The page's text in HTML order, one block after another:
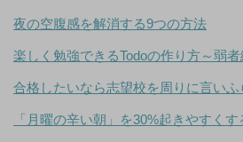
夜の空腹感を解消する9つの方法
楽しく勉強できるTodoの作り方～弱者
合格したいなら志望校を周りに言いふ
「月曜の辛い朝」を30%起きやすくす